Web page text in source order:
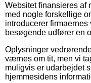
Websitet finansieres af
med nogle forskellige
introducerer
besøgende udfører en
Oplysninger
værnes om tit, men vi
muligvis er udarbejdet
hjemmesidens